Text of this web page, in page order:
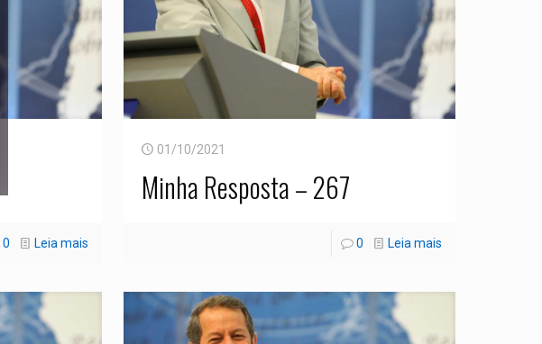
0 Leia mais
01/10/2021
Minha Resposta – 267
0 Leia mais